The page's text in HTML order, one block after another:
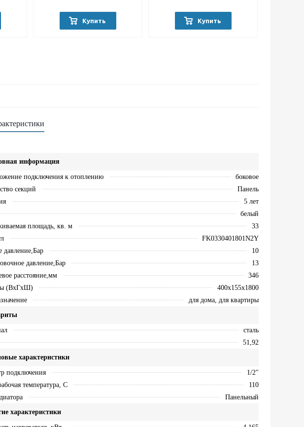
Купить Купить
информация
подключения к отоплению
боковое
секций
Панель
5 лет
белый
площадь, кв. м
33
FK0330401801N2Y
давление,Бар
10
давление,Бар
13
расстояние,мм
346
(ВхГхШ)
400х155х1800
для дома, для квартиры
сталь
51,92
характеристики
подключения
1/2"
температура, C
110
Панельный
характеристики